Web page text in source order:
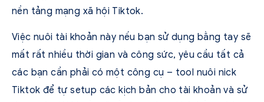
nền tảng mạng xã hội Tiktok.
Việc nuôi tài khoản này nếu bạn sử dụng bằng tay sẽ
mất rất nhiều thời gian và công sức, yêu cầu tất cả
các bạn cần phải có một công cụ – tool nuôi nick
Tiktok để tự setup các kịch bản cho tài khoản và sử